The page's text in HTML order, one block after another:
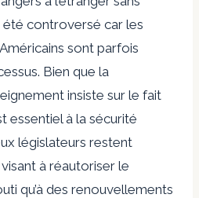
controversé car les
sont parfois
Bien que la
insiste sur le fait
essentiel à la sécurité
législateurs restent
à réautoriser le
qu’à des renouvellements